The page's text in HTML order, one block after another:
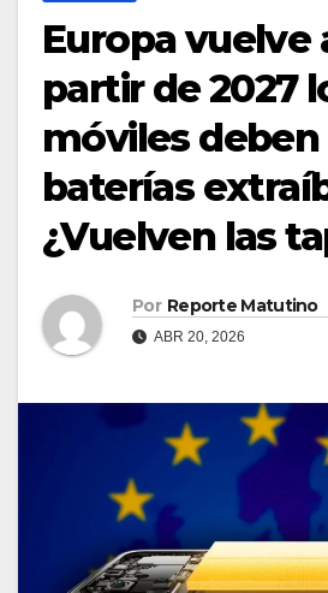
Europa vuelve
partir de 2027
móviles
baterías
¿Vuelven las
Por Reporte Matutino
ABR 20, 2026